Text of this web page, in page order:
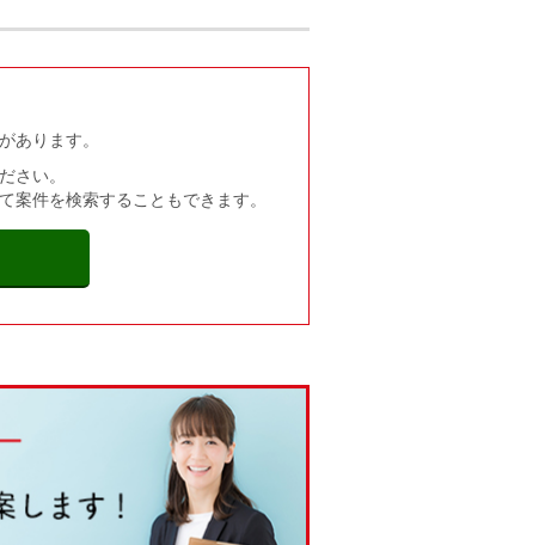
あります。
さい。
案件を検索することもできます。